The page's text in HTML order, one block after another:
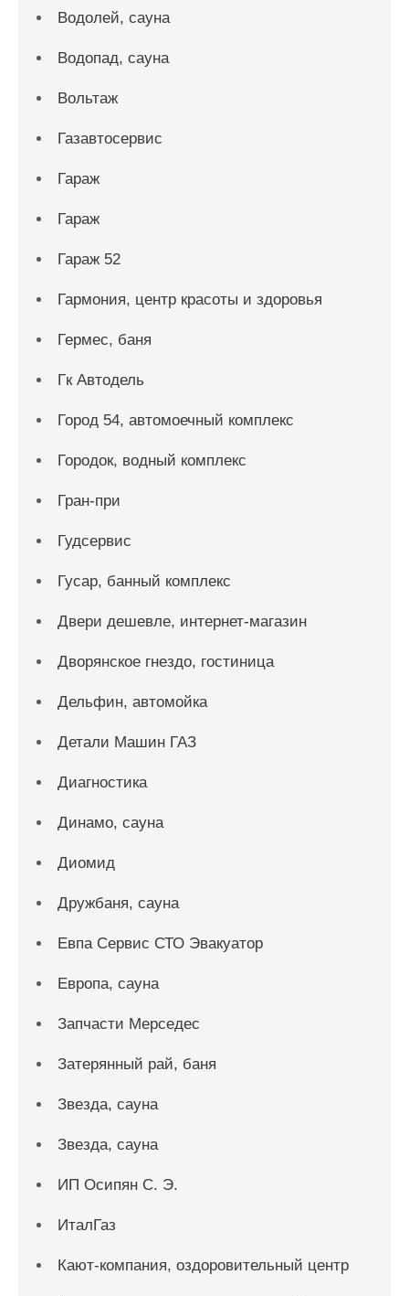
Водолей, сауна
Водопад, сауна
Вольтаж
Газавтосервис
Гараж
Гараж
Гараж 52
Гармония, центр красоты и здоровья
Гермес, баня
Гк Автодель
Город 54, автомоечный комплекс
Городок, водный комплекс
Гран-при
Гудсервис
Гусар, банный комплекс
Двери дешевле, интернет-магазин
Дворянское гнездо, гостиница
Дельфин, автомойка
Детали Машин ГАЗ
Диагностика
Динамо, сауна
Диомид
Дружбаня, сауна
Евпа Сервис СТО Эвакуатор
Европа, сауна
Запчасти Мерседес
Затерянный рай, баня
Звезда, сауна
Звезда, сауна
ИП Осипян С. Э.
ИталГаз
Кают-компания, оздоровительный центр